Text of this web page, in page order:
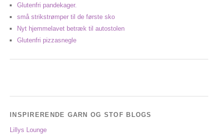
Glutenfri pandekager.
små strikstrømper til de første sko
Nyt hjemmelavet betræk til autostolen
Glutenfri pizzasnegle
INSPIRERENDE GARN OG STOF BLOGS
Lillys Lounge